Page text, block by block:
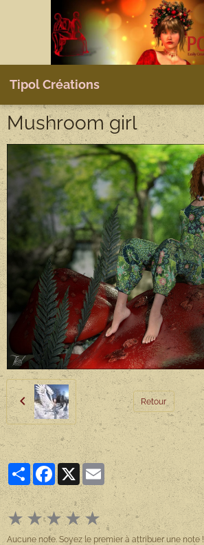
Tipol Créations
Mushroom girl
Retour
PartagerFacebook
X Email
★ ★★★★
Aucune note. Soyez le premier à attribuer une note !